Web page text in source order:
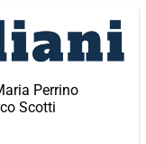
Perrino
Scotti